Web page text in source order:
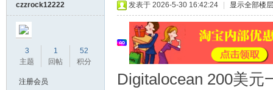
czzrock12222
3
主题
1
回帖
52
积分
注册会员
发表于 2026-5-30 16:42:24 显示全部楼层
Digitalocean 200美元